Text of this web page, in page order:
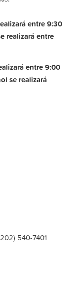
entre 9:30
realizará entre
entre 9:00
se realizará
540-7401